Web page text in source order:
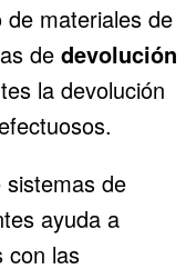
materiales de
de devolución
la devolución
de
ayuda a
con las